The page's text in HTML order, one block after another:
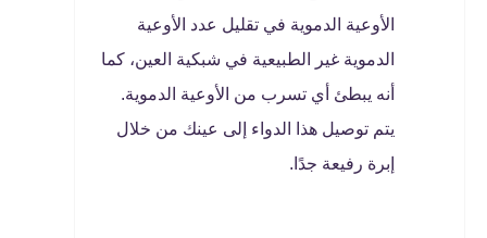
الأوعية الدموية في تقليل عدد الأوعية
الدموية غير الطبيعية في شبكية العين، كما
أنه يبطئ أي تسرب من الأوعية الدموية.
يتم توصيل هذا الدواء إلى عينك من خلال
إبرة رفيعة جدًا.